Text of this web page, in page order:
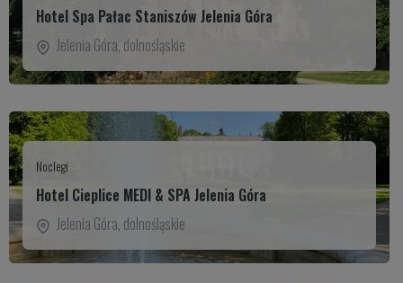
Hotel Spa Pałac Staniszów Jelenia Góra
Jelenia Góra, dolnośląskie
Noclegi
Hotel Cieplice MEDI & SPA Jelenia Góra
Jelenia Góra, dolnośląskie